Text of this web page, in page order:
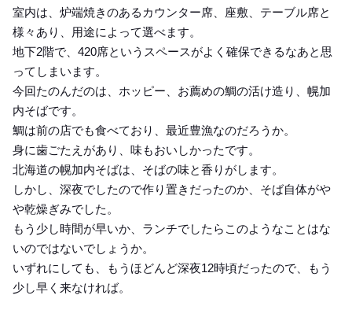
室内は、炉端焼きのあるカウンター席、座敷、テーブル席と
様々あり、用途によって選べます。
地下2階で、420席というスペースがよく確保できるなあと思
ってしまいます。
今回たのんだのは、ホッピー、お薦めの鯛の活け造り、幌加
内そばです。
鯛は前の店でも食べており、最近豊漁なのだろうか。
身に歯ごたえがあり、味もおいしかったです。
北海道の幌加内そばは、そばの味と香りがします。
しかし、深夜でしたので作り置きだったのか、そば自体がや
や乾燥ぎみでした。
もう少し時間が早いか、ランチでしたらこのようなことはな
いのではないでしょうか。
いずれにしても、もうほどんど深夜12時頃だったので、もう
少し早く来なければ。